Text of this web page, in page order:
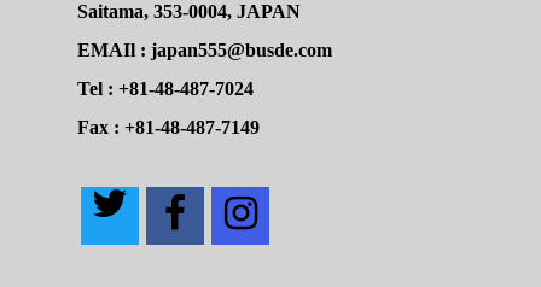
Saitama, 353-0004, JAPAN
EMAIl : japan555@busde.com
Tel : +81-48-487-7024
Fax : +81-48-487-7149